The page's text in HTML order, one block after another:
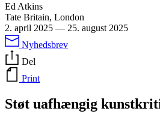
Ed Atkins
Tate Britain, London
2. april 2025 — 25. august 2025
Nyhedsbrev
Del
Print
Støt uafhængig